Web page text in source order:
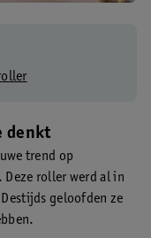
denkt
trend op
Deze roller werd al in
geloofden ze